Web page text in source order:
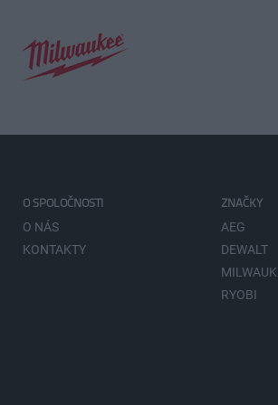
O SPOLOČNOSTI
O NÁS
KONTAKTY
ZNAČKY
AEG
DEWALT
RYOBI